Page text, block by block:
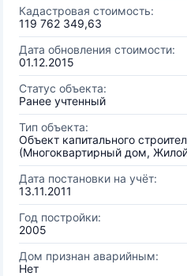
Кадастровая стоимость:
119 762 349,63
Дата обновления стоимости:
01.12.2015
Статус объекта:
Ранее учтенный
Тип объекта:
Объект капитального
(Многоквартирный дом,
Дата постановки на учёт:
13.11.2011
Год постройки:
2005
Дом признан аварийным:
Нет